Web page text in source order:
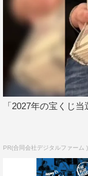
販売元：ポニー
オリジナル音源
ナーミュージッ
＜本編内容＞
「ハンマー（48
出演：尾野真千
ある日、アンテ
「2027年の宝くじ
PR(合同会社デジタルファーム )